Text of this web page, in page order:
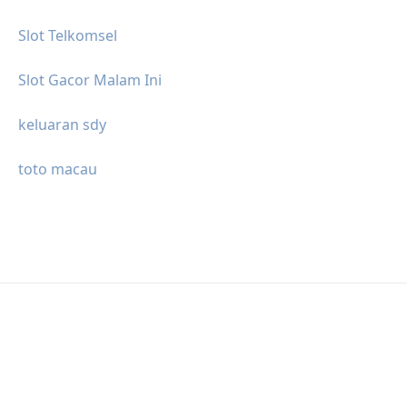
Slot Telkomsel
Slot Gacor Malam Ini
keluaran sdy
toto macau